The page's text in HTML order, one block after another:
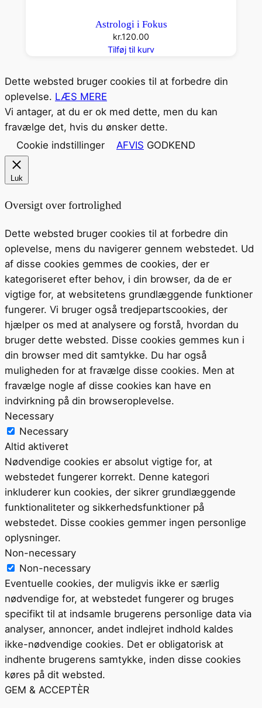
Astrologi i Fokus
kr.120.00
Tilføj til kurv
Dette websted bruger cookies til at forbedre din
oplevelse. LÆS MERE
Vi antager, at du er ok med dette, men du kan
fravælge det, hvis du ønsker dette.
Cookie indstillinger
AFVIS GODKEND
Luk
Oversigt over fortrolighed
Dette websted bruger cookies til at forbedre din
oplevelse, mens du navigerer gennem webstedet. Ud
af disse cookies gemmes de cookies, der er
kategoriseret efter behov, i din browser, da de er
vigtige for, at websitetens grundlæggende funktioner
fungerer. Vi bruger også tredjepartscookies, der
hjælper os med at analysere og forstå, hvordan du
bruger dette websted. Disse cookies gemmes kun i
din browser med dit samtykke. Du har også
muligheden for at fravælge disse cookies. Men at
fravælge nogle af disse cookies kan have en
indvirkning på din browseroplevelse.
Necessary
Necessary
Altid aktiveret
Nødvendige cookies er absolut vigtige for, at
webstedet fungerer korrekt. Denne kategori
inkluderer kun cookies, der sikrer grundlæggende
funktionaliteter og sikkerhedsfunktioner på
webstedet. Disse cookies gemmer ingen personlige
oplysninger.
Non-necessary
Non-necessary
Eventuelle cookies, der muligvis ikke er særlig
nødvendige for, at webstedet fungerer og bruges
specifikt til at indsamle brugerens personlige data via
analyser, annoncer, andet indlejret indhold kaldes
ikke-nødvendige cookies. Det er obligatorisk at
indhente brugerens samtykke, inden disse cookies
køres på dit websted.
GEM & ACCEPTÈR